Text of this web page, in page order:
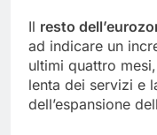
Il resto
ad indicare un
ultimi quattro
lenta dei servizi e
dell’espansione